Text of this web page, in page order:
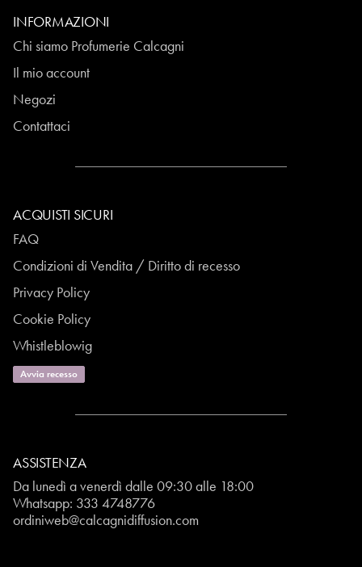
INFORMAZIONI
Chi siamo Profumerie Calcagni
Il mio account
Negozi
Contattaci
ACQUISTI SICURI
FAQ
Condizioni di Vendita / Diritto di recesso
Privacy Policy
Cookie Policy
Whistleblowig
Avvia recesso
ASSISTENZA
Da lunedì a venerdì dalle 09:30 alle 18:00
Whatsapp: 333 4748776
ordiniweb@calcagnidiffusion.com